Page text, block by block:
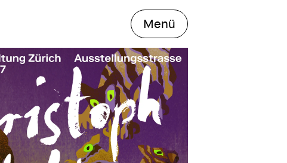
Menü das Hauptmenü